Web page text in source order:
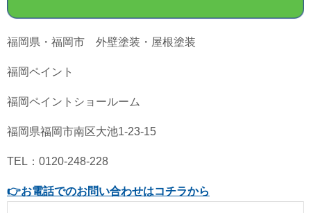
福岡県・福岡市 外壁塗装・屋根塗装
福岡ペイント
福岡ペイントショールーム
福岡県福岡市南区大池1-23-15
TEL：0120-248-228
👉お電話でのお問い合わせはコチラから